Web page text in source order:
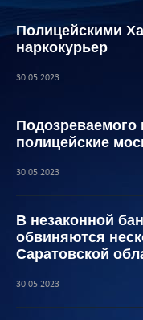
Полицейскими
наркокурьер
30.05.2023
Подозреваемого
полицейские
30.05.2023
В незаконной
обвиняются
Саратовской
30.05.2023